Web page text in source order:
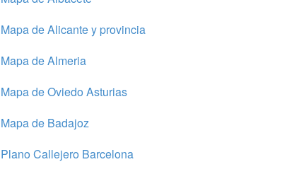
Mapa de Alicante y provincia
Mapa de Almeria
Mapa de Oviedo Asturias
Mapa de Badajoz
Plano Callejero Barcelona